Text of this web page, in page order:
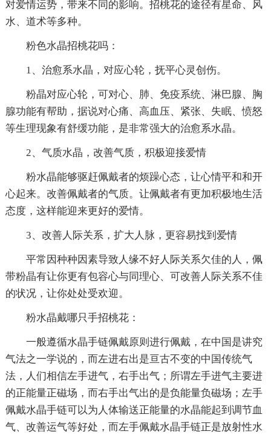
对爱情运势，带来不同的影响。招桃花的途径有星命、风
水、道术等多种。
粉色水晶招桃花吗：
1、治愈系水晶，对应心轮，抚平心灵创伤。
粉晶对应心轮，可对心、肺、免疫系统、淋巴腺、胸
腺功能有帮助，据说对心痛、高血压、紧张、失眠、愤怒
等生理现象有舒缓功能，是非常强大的治愈系水晶。
2、气质水晶，改善气质，积极迎接爱情
粉水晶能够驱赶佩戴者的烦躁心态，让心情平和和开
心起来。改善佩戴者的气质。让佩戴者有更加积极地生活
态度，这样能迎来更好的爱情。
3、改善人际关系，扩大人脉，更容易找到爱情
平常因种种因素导致人缘不好人际关系欠佳的人，佩
带粉晶有让你更有包容心与同理心、可改善人际关系不佳
的状况，让你处处受欢迎。
粉水晶戴哪只手招桃花：
一般遵循水晶手链佩戴原则进行佩戴，在中国是讲究
气法之一学说的，而左进右出是亘古不变的中国传统气
法，人们相信左手进气，右手出气；所谓左手进气主要进
的正能量正磁场，而右手出气出的是负能量负磁场；左手
佩戴水晶手链可以为人体输送正能量的水晶能起到调节血
气、改善运气等好处，而左手佩戴水晶手链正是放射性水